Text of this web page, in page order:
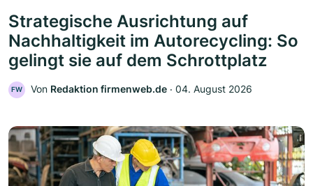
Strategische Ausrichtung auf
Nachhaltigkeit im Autorecycling: So
gelingt sie auf dem Schrottplatz
FW Von Redaktion firmenweb.de ‧ 04. August 2026